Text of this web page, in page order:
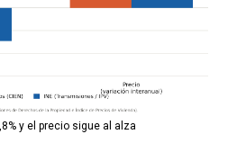
y el precio sigue al alza